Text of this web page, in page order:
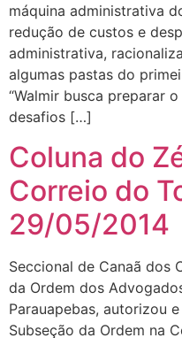
máquina administrativa
redução de custos e
administrativa,
algumas pastas do
“Walmir busca preparar
desafios […]
Coluna do
Correio do
29/05/2014
Seccional de Canaã dos
da Ordem dos
Parauapebas, autorizou
Subseção da Ordem na